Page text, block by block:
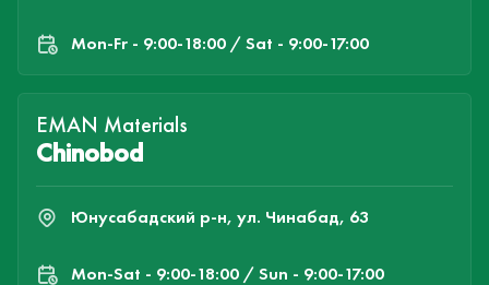
Mon-Fr - 9:00-18:00 / Sat - 9:00-17:00
EMAN Materials
Chinobod
Юнусабадский р-н, ул. Чинабад, 63
Mon-Sat - 9:00-18:00 / Sun - 9:00-17:00